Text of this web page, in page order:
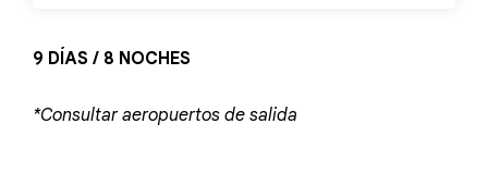
9 DÍAS / 8 NOCHES
*Consultar aeropuertos de salida